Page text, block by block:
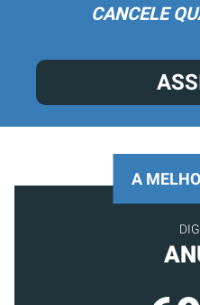
CANCELE
A